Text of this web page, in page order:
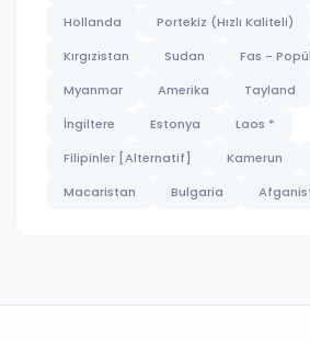
Hollanda
Portekiz (Hızlı Kaliteli)
Kırgızistan
Sudan Fas -
Myanmar
Amerika Tayland
İngiltere
Estonya
Laos *
Filipinler [Alternatif]
Kamerun
Macaristan
Bulgaria